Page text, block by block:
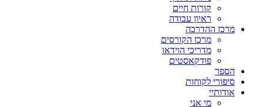
קורות חיים
ראיון עבודה
מרכז ההדרכה
מרכז הקורסים
מדריכי הוידאו
פודקאסטים
הספר
סיפורי לקוחות
אודותיי
מי אני